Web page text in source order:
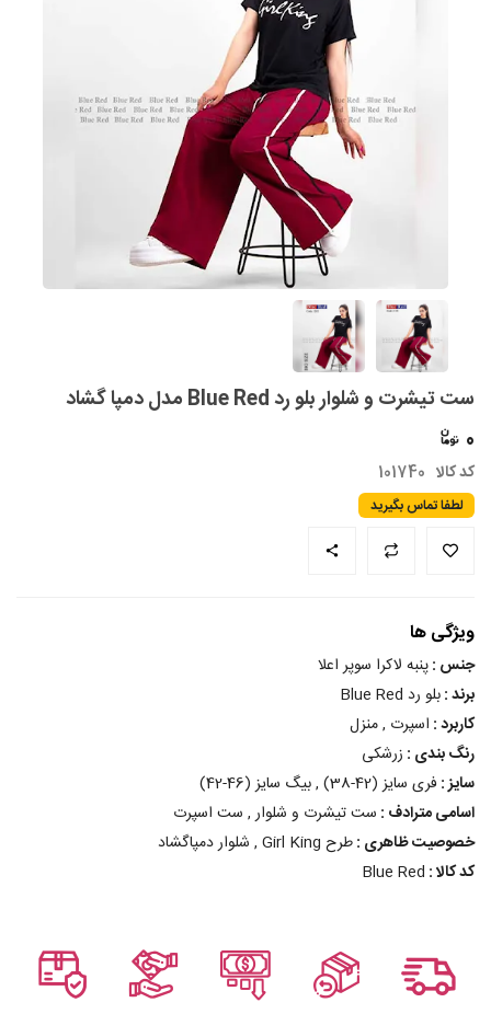
ست تیشرت و شلوار بلو رد Blue Red مدل دمپا گشاد
0
کد کالا 101740
لطفا تماس بگیرید
ویژگی ها
جنس :پنبه لاکرا سوپر اعلا
برند :بلو رد Blue Red
کاربرد : اسپرت , منزل
رنگ بندی : زرشکی
سایز : فری سایز (42-38) , بیگ سایز (46-42)
اسامی مترادف : ست تیشرت و شلوار , ست اسپرت
خصوصیت ظاهری :طرح Girl King , شلوار دمپاگشاد
کد کالا : Blue Red